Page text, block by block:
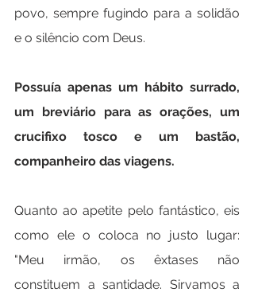
povo, sempre fugindo para a solidão
e o silêncio com Deus.
Possuía apenas um hábito surrado,
um breviário para as orações, um
crucifixo tosco e um bastão,
companheiro das viagens.
Quanto ao apetite pelo fantástico, eis
como ele o coloca no justo lugar:
"Meu irmão, os êxtases não
constituem a santidade. Sirvamos a